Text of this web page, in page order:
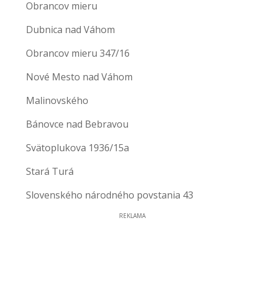
Obrancov mieru
Dubnica nad Váhom
Obrancov mieru 347/16
Nové Mesto nad Váhom
Malinovského
Bánovce nad Bebravou
Svätoplukova 1936/15a
Stará Turá
Slovenského národného povstania 43
REKLAMA